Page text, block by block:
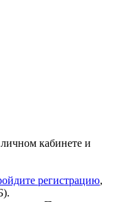
кабинете и
регистрацию,